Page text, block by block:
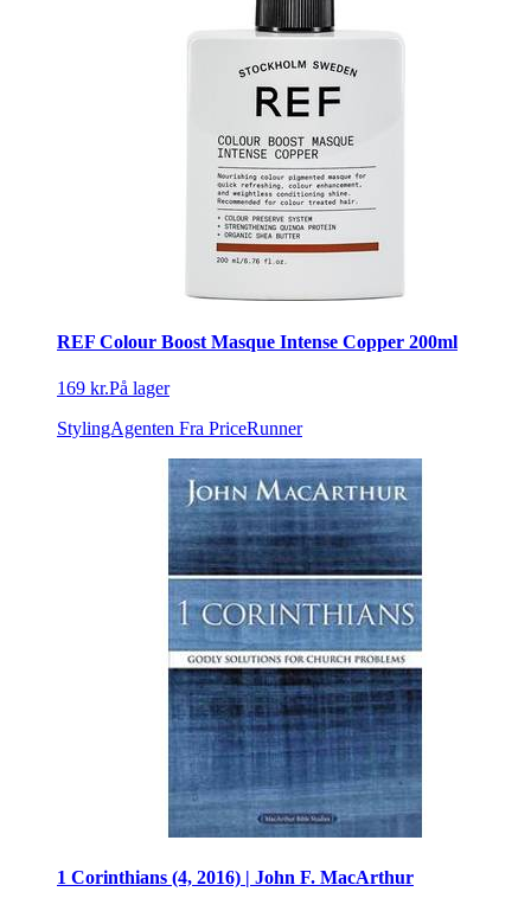
REF Colour Boost Masque Intense Copper 200ml
169 kr.På lager
StylingAgenten Fra PriceRunner
1 Corinthians (4, 2016) | John F. MacArthur